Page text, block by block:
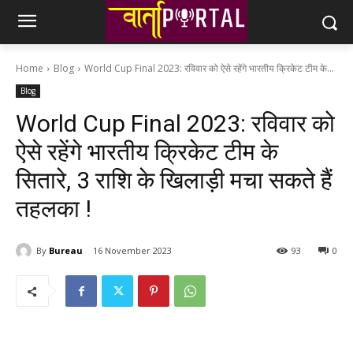
Home Blog World Cup Final 2023: रविवार को ऐसे रहेंगे भारतीय क्रिकेट टीम के...
Blog
World Cup Final 2023: रविवार को
ऐसे रहेंगे भारतीय क्रिकेट टीम के
सितारे, 3 राशि के खिलाड़ी मचा सकते हैं
तहलका !
By Bureau 16 November 2023 0
93